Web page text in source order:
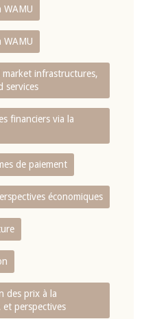
WAMU
WAMU
market infrastructures,
services
financiers via la
de paiement
économiques
des prix à la
et perspectives